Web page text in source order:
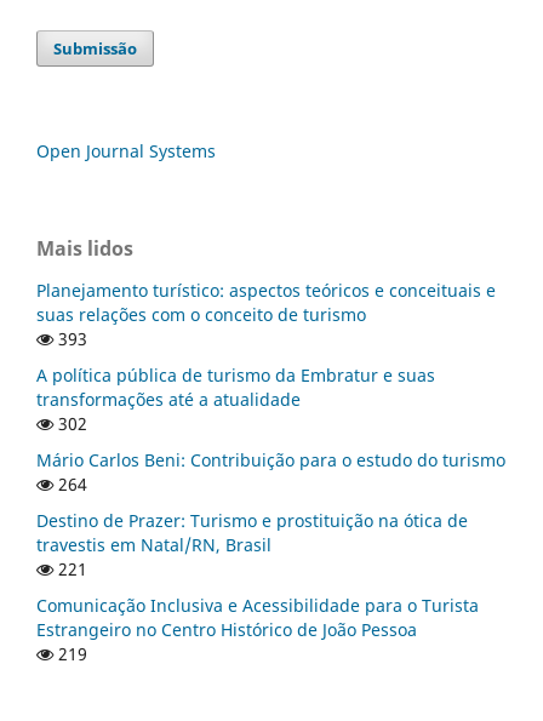
Submissão
Open Journal Systems
Mais lidos
Planejamento turístico: aspectos teóricos e conceituais e
suas relações com o conceito de turismo
393
A política pública de turismo da Embratur e suas
transformações até a atualidade
302
Mário Carlos Beni: Contribuição para o estudo do turismo
264
Destino de Prazer: Turismo e prostituição na ótica de
travestis em Natal/RN, Brasil
221
Comunicação Inclusiva e Acessibilidade para o Turista
Estrangeiro no Centro Histórico de João Pessoa
219